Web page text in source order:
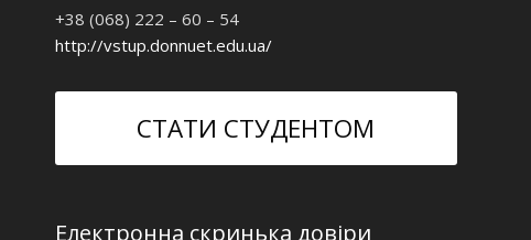
+38 (068) 222 – 60 – 54
http://vstup.donnuet.edu.ua/
СТАТИ СТУДЕНТОМ
Електронна скринька довіри